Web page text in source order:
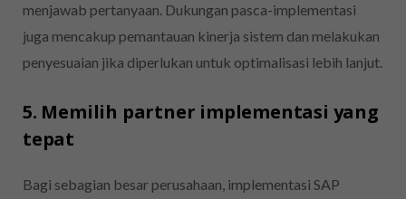
menjawab pertanyaan. Dukungan pasca-implementasi
juga mencakup pemantauan kinerja sistem dan melakukan
penyesuaian jika diperlukan untuk optimalisasi lebih lanjut.
5. Memilih partner implementasi yang
tepat
Bagi sebagian besar perusahaan, implementasi SAP